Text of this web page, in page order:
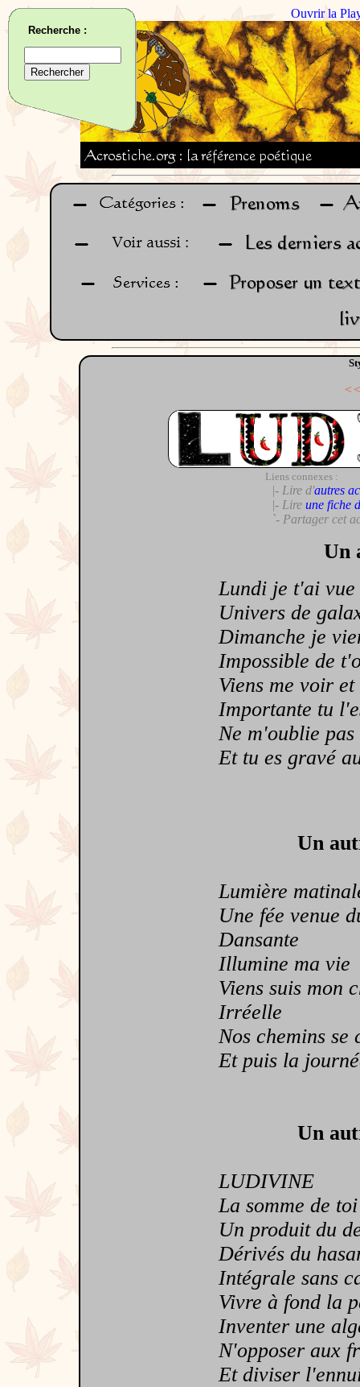
Ouvrir la
Liens connexes :
|- Lire d'autres
|- Lire une fiche
`- Partager cet
Un
Lundi je t'ai vue
Univers de
Dimanche je
Impossible de
Viens me voir et
Importante tu
Ne m'oublie pas
Et tu es gravé
Un
Lumière
Une fée venue
Dansante
Illumine ma vie
Viens suis mon
Irréelle
Nos chemins se
Et puis la
Un
LUDIVINE
La somme de toi
Un produit du
Dérivés du
Intégrale sans
Vivre à fond la
Inventer une
N'opposer aux
Et diviser l'ennui
Recherche :